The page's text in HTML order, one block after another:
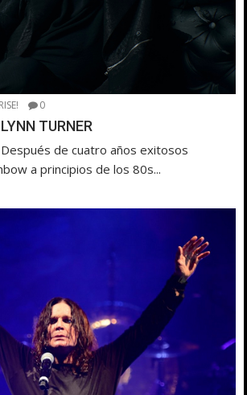
RISE! 0
TURNER
de cuatro años exitosos
a principios de los 80s...